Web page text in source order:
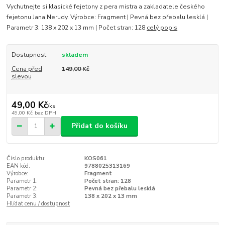
Vychutnejte si klasické fejetony z pera mistra a zakladatele českého
fejetonu Jana Nerudy. Výrobce: Fragment | Pevná bez přebalu lesklá |
Parametr 3: 138 x 202 x 13 mm | Počet stran: 128 celý popis
Dostupnost
skladem
Cena před
slevou
149,00 Kč
49,00 Kč/ks
49,00 Kč bez DPH
Přidat do košíku
Číslo produktu:
KOS061
EAN kód:
9788025313169
Výrobce:
Fragment
Parametr 1:
Počet stran: 128
Parametr 2:
Pevná bez přebalu lesklá
Parametr 3:
138 x 202 x 13 mm
Hlídat cenu / dostupnost